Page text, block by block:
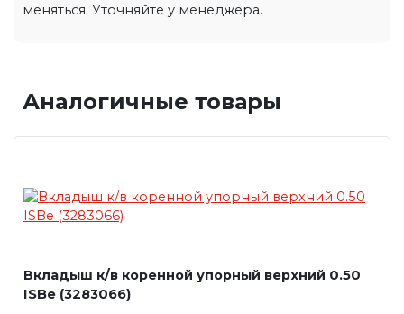
меняться. Уточняйте у менеджера.
Аналогичные товары
Вкладыш к/в коренной упорный верхний 0.50
ISBe (3283066)